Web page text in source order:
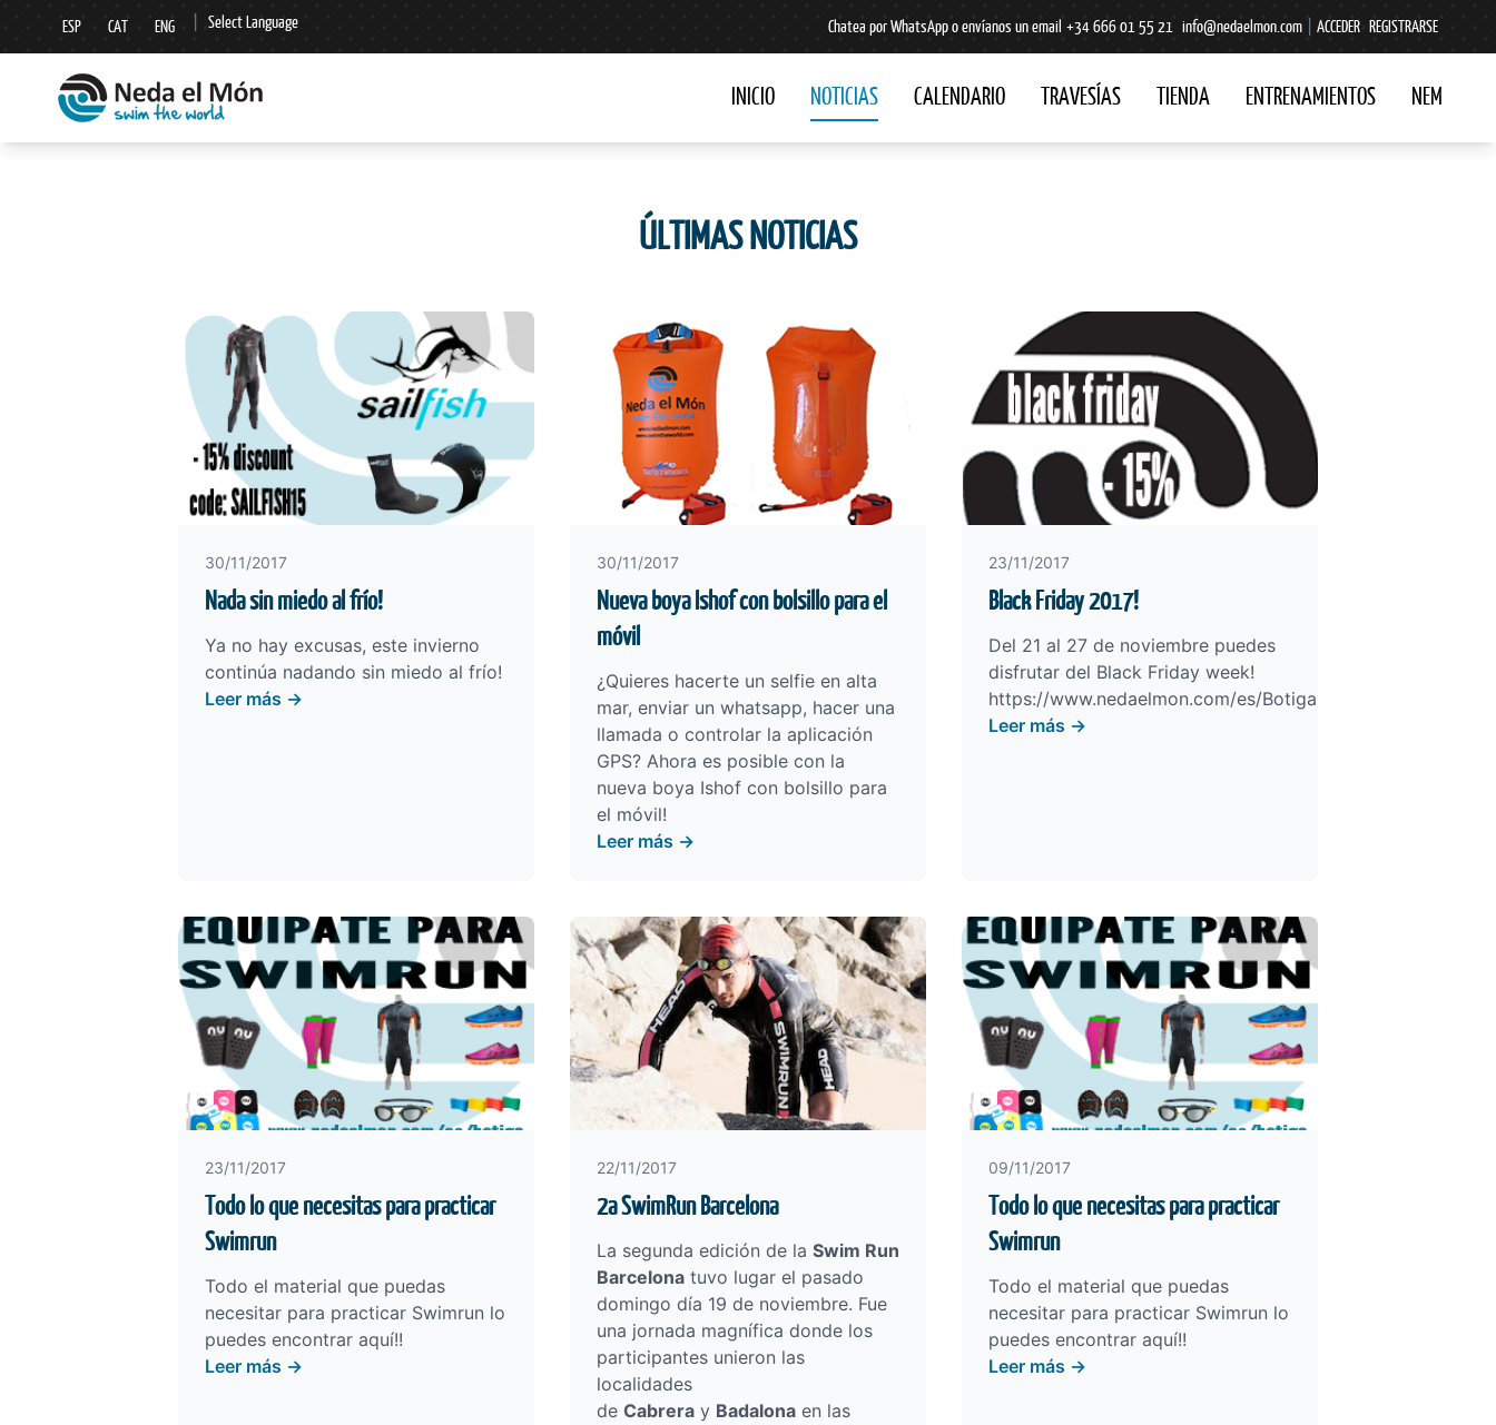
ESP CAT ENG Select Language
▼
Chatea por WhatsApp o envíanos un email +34 666 01 55 21 info@nedaelmon.com ACCEDER REGISTRARSE
INICIO NOTICIAS CALENDARIO TRAVESÍAS TIENDA ENTRENAMIENTOS NEM
ÚLTIMAS NOTICIAS
30/11/2017
Nada sin miedo al frío!
Ya no hay excusas, este invierno
continúa nadando sin miedo al frío!
Leer más →
30/11/2017
Nueva boya Ishof con bolsillo para el
móvil
¿Quieres hacerte un selfie en alta
mar, enviar un whatsapp, hacer una
llamada o controlar la aplicación
GPS? Ahora es posible con la
nueva boya Ishof con bolsillo para
el móvil!
Leer más →
23/11/2017
Black Friday 2017!
Del 21 al 27 de noviembre puedes
disfrutar del Black Friday week!
https://www.nedaelmon.com/es/Botiga
Leer más →
23/11/2017
Todo lo que necesitas para practicar
Swimrun
Todo el material que puedas
necesitar para practicar Swimrun lo
puedes encontrar aquí!!
Leer más →
22/11/2017
2a SwimRun Barcelona
La segunda edición de la Swim Run
Barcelona tuvo lugar el pasado
domingo día 19 de noviembre. Fue
una jornada magnífica donde los
participantes unieron las
localidades
de Cabrera y Badalona en las
09/11/2017
Todo lo que necesitas para practicar
Swimrun
Todo el material que puedas
necesitar para practicar Swimrun lo
puedes encontrar aquí!!
Leer más →